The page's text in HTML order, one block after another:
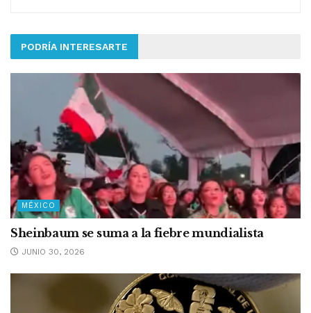
PODRÍA INTERESARTE
MÉXICO
Sheinbaum se suma a la fiebre mundialista
JUNIO 30, 2026